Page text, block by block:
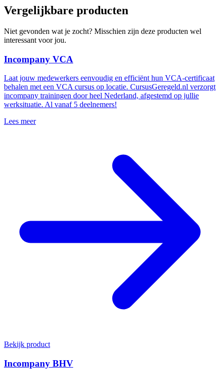
Vergelijkbare producten
Niet gevonden wat je zocht? Misschien zijn deze producten wel
interessant voor jou.
Incompany VCA
Laat jouw medewerkers eenvoudig en efficiënt hun VCA-certificaat
behalen met een VCA cursus op locatie. CursusGeregeld.nl verzorgt
incompany trainingen door heel Nederland, afgestemd op jullie
werksituatie. Al vanaf 5 deelnemers!
Lees meer
Bekijk product
Incompany BHV